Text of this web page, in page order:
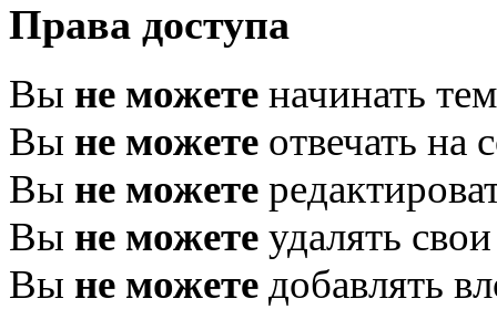
Права доступа
Вы не можете начинать
Вы не можете отвечать на
Вы не можете
Вы не можете удалять
Вы не можете добавлять